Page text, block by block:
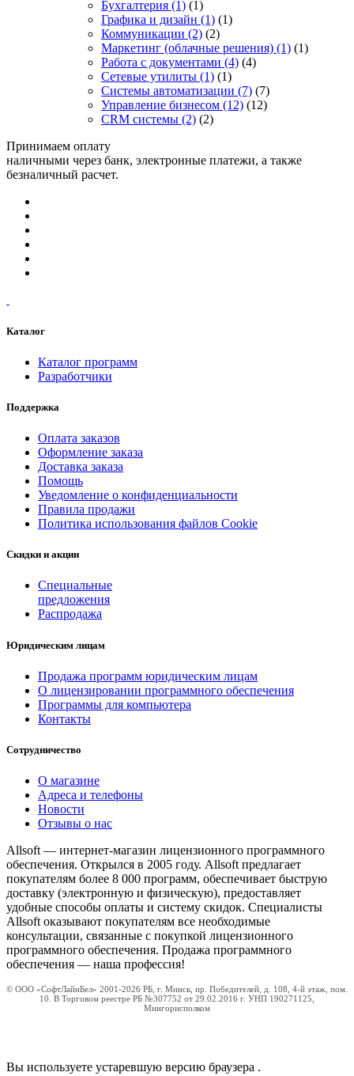
Бухгалтерия (1) (1)
Графика и дизайн (1) (1)
Коммуникации (2) (2)
Маркетинг (облачные решения) (1) (1)
Работа с документами (4) (4)
Сетевые утилиты (1) (1)
Системы автоматизации (7) (7)
Управление бизнесом (12) (12)
CRM системы (2) (2)
Принимаем оплату
наличными через банк, электронные платежи, а также
безналичный расчет.
Каталог
Каталог программ
Разработчики
Поддержка
Оплата заказов
Оформление заказа
Доставка заказа
Помощь
Уведомление о конфиденциальности
Правила продажи
Политика использования файлов Cookie
Скидки и акции
Специальные
предложения
Распродажа
Юридическим лицам
Продажа программ юридическим лицам
О лицензировании программного обеспечения
Программы для компьютера
Контакты
Сотрудничество
О магазине
Адреса и телефоны
Новости
Отзывы о нас
Allsoft — интернет-магазин лицензионного программного
обеспечения. Открылся в 2005 году. Allsoft предлагает
покупателям более 8 000 программ, обеспечивает быструю
доставку (электронную и физическую), предоставляет
удобные способы оплаты и систему скидок. Специалисты
Allsoft оказывают покупателям все необходимые
консультации, связанные с покупкой лицензионного
программного обеспечения. Продажа программного
обеспечения — наша профессия!
© ООО «СофтЛайнБел» 2001-2026 РБ, г. Минск, пр. Победителей, д. 108, 4-й этаж, пом.
10. В Торговом реестре РБ №307752 от 29.02.2016 г. УНП 190271125,
Мингорисполком
Вы используете устаревшую версию браузера .